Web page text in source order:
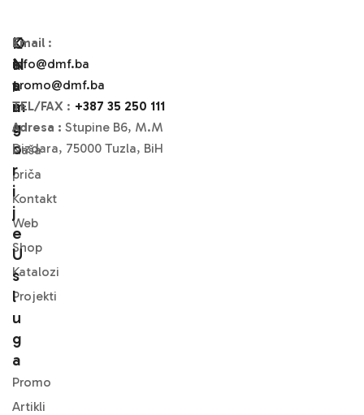
O
N
A
M
A
Naša
priča
Kontakt
Web
Shop
Katalozi
Projekti
K
A
T
A
G
O
R
I
J
E
U
S
L
U
G
A
Promo
Artikli
Email :
info@dmf.ba
promo@dmf.ba
TEL/FAX : +387 35 250 111
Adresa : Stupine B6, M.M
Dizdara, 75000 Tuzla, BiH